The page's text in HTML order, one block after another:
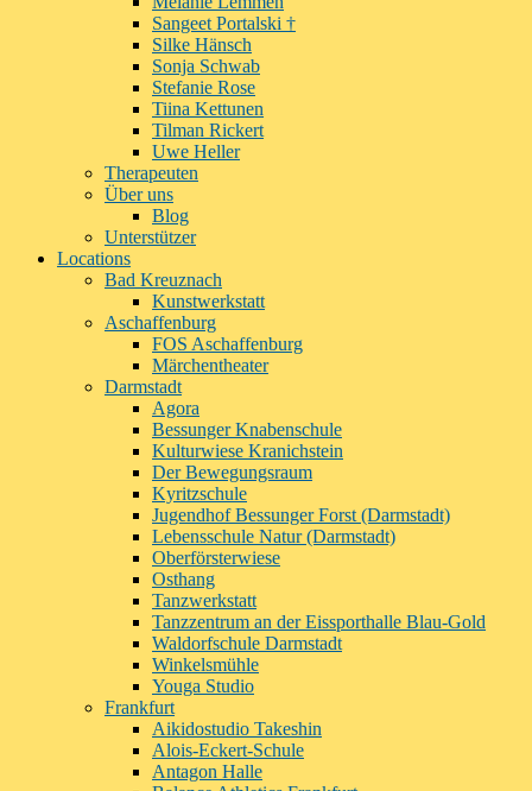
Sangeet Portalski †
Silke Hänsch
Sonja Schwab
Stefanie Rose
Tiina Kettunen
Tilman Rickert
Uwe Heller
Therapeuten
Über uns
Blog
Unterstützer
Locations
Bad Kreuznach
Kunstwerkstatt
Aschaffenburg
FOS Aschaffenburg
Märchentheater
Darmstadt
Agora
Bessunger Knabenschule
Kulturwiese Kranichstein
Der Bewegungsraum
Kyritzschule
Jugendhof Bessunger Forst (Darmstadt)
Lebensschule Natur (Darmstadt)
Oberförsterwiese
Osthang
Tanzwerkstatt
Tanzzentrum an der Eissporthalle Blau-Gold
Waldorfschule Darmstadt
Winkelsmühle
Youga Studio
Frankfurt
Aikidostudio Takeshin
Alois-Eckert-Schule
Antagon Halle